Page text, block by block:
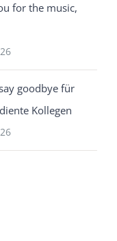
for the music,
goodbye für
Kollegen